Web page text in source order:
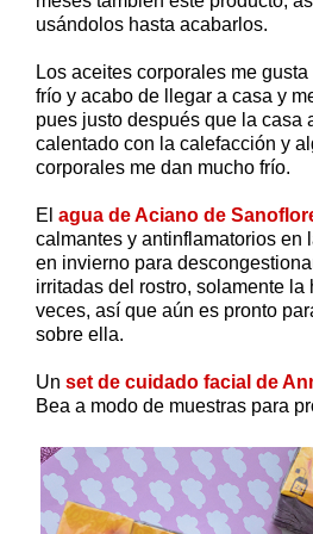
usándolos hasta acabarlos.
Los aceites corporales me
frío y acabo de llegar a casa y
pues justo después que la casa
calentado con la calefacción y
corporales me dan mucho frío.
El agua de Aciano de
calmantes y antinflamatorios en
en invierno para
irritadas del rostro, solamente la
veces, así que aún es pronto
sobre ella.
Un set de cuidado facial de
Bea a modo de muestras para